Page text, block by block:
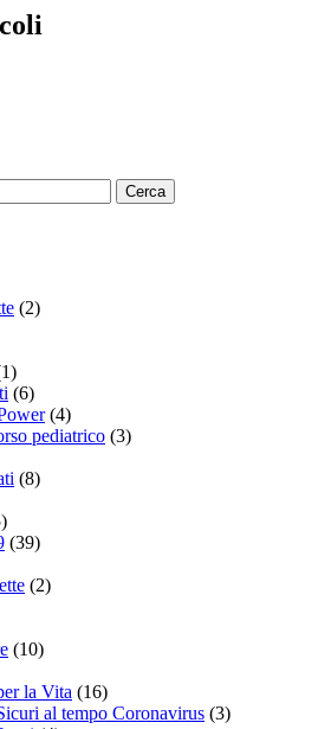
(2)
(6)
(4)
pediatrico (3)
(8)
(39)
(2)
(10)
la Vita (16)
al tempo Coronavirus (3)